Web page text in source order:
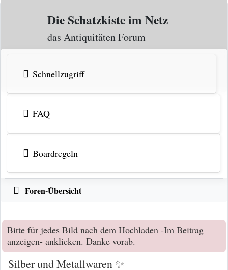
Zum Inhalt
Die Schatzkiste im Netz
das Antiquitäten Forum
Schnellzugriff
FAQ
Boardregeln
Foren-Übersicht
Bitte für jedes Bild nach dem Hochladen -Im Beitrag
anzeigen- anklicken. Danke vorab.
Silber und Metallwaren ✨